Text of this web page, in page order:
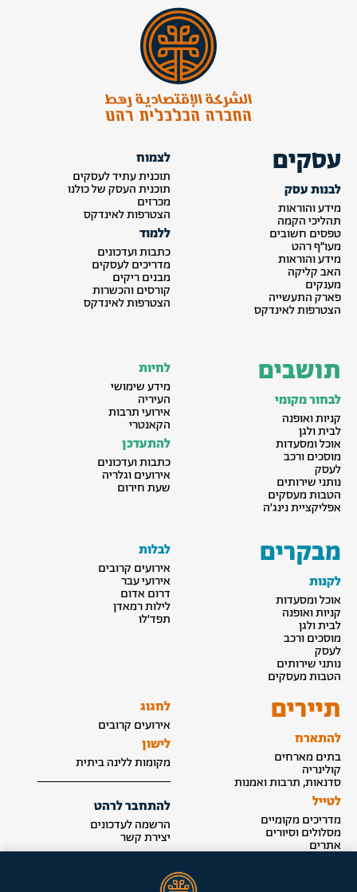
עסקים
לבנות עסק
מידע והוראות
תהליכי הקמה
טפסים חשובים
מעו״ף רהט
מידע והוראות
האב קליקה
מענקים
פארק התעשייה
הצטרפות לאינדקס
לצמוח
תוכנית עתיד לעסקים
תוכנית העסק של כולנו
מכרזים
הצטרפות לאינדקס
ללמוד
כתבות ועדכונים
מדריכים לעסקים
מבנים ריקים
קורסים והכשרות
הצטרפות לאינדקס
תושבים
לבחור מקומי
קניות ואופנה
לבית ולגן
אוכל ומסעדות
מוסכים ורכב
לעסק
נותני שירותים
הטבות מעסקים
אפליקציית נינג׳ה
לחיות
מידע שימושי
העיריה
אירועי תרבות
הקאנטרי
להתעדכן
כתבות ועדכונים
אירועים וגלריה
שעת חירום
מבקרים
לקנות
אוכל ומסעדות
קניות ואופנה
לבית ולגן
מוסכים ורכב
לעסק
נותני שירותים
הטבות מעסקים
לבלות
אירועים קרובים
אירועי עבר
דרום אדום
לילות רמאדן
תפד׳לו
תיירים
להתארח
בתים מארחים
קולינריה
סדנאות, תרבות ואמנות
לטייל
מדריכים מקומיים
מסלולים וסיורים
אתרים
לחגוג
אירועים קרובים
לישון
מקומות ללינה ביתית
להתחבר לרהט
הרשמה לעדכונים
יצירת קשר